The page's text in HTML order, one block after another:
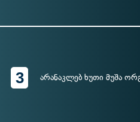
3 არანაკლებ ხუთი მუშა